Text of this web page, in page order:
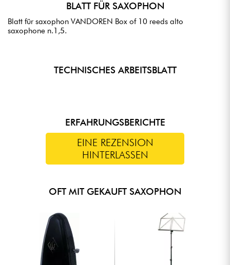
BLATT FÜR SAXOPHON
Blatt für saxophon VANDOREN Box of 10 reeds alto
saxophone n.1,5.
TECHNISCHES ARBEITSBLATT
ERFAHRUNGSBERICHTE
EINE REZENSION
HINTERLASSEN
OFT MIT GEKAUFT SAXOPHON